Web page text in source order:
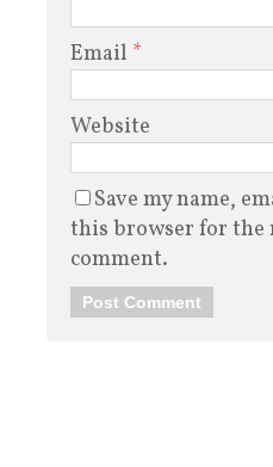
Email *
Website
Save my name,
this browser for the
comment.